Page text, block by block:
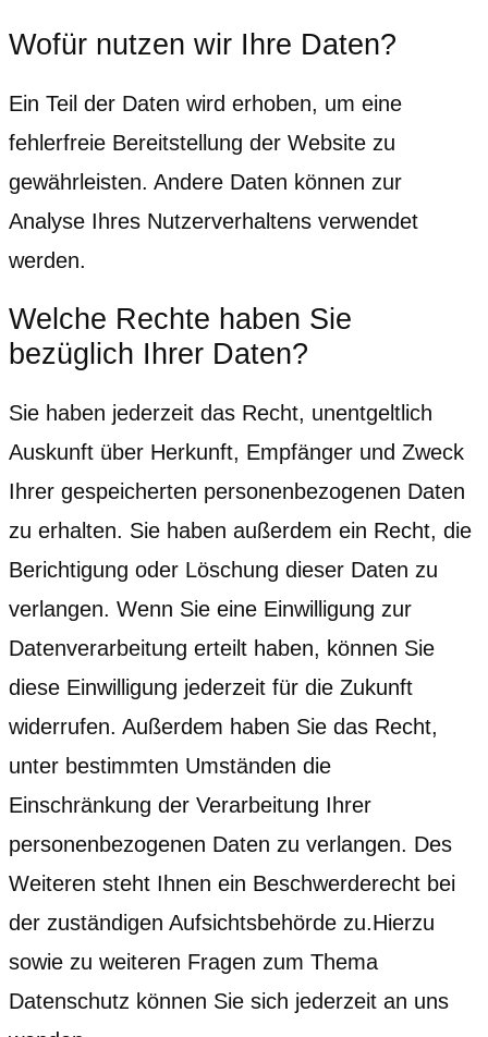
Wofür nutzen wir Ihre Daten?
Ein Teil der Daten wird erhoben, um eine
fehlerfreie Bereitstellung der Website zu
gewährleisten. Andere Daten können zur
Analyse Ihres Nutzerverhaltens verwendet
werden.
Welche Rechte haben Sie
bezüglich Ihrer Daten?
Sie haben jederzeit das Recht, unentgeltlich
Auskunft über Herkunft, Empfänger und Zweck
Ihrer gespeicherten personenbezogenen Daten
zu erhalten. Sie haben außerdem ein Recht, die
Berichtigung oder Löschung dieser Daten zu
verlangen. Wenn Sie eine Einwilligung zur
Datenverarbeitung erteilt haben, können Sie
diese Einwilligung jederzeit für die Zukunft
widerrufen. Außerdem haben Sie das Recht,
unter bestimmten Umständen die
Einschränkung der Verarbeitung Ihrer
personenbezogenen Daten zu verlangen. Des
Weiteren steht Ihnen ein Beschwerderecht bei
der zuständigen Aufsichtsbehörde zu.Hierzu
sowie zu weiteren Fragen zum Thema
Datenschutz können Sie sich jederzeit an uns